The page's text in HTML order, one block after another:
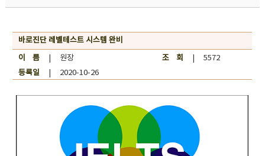
바로진단 레벨테스트 시스템 완비
이 름| 원장 조 회
| 5572
등록일| 2020-10-26